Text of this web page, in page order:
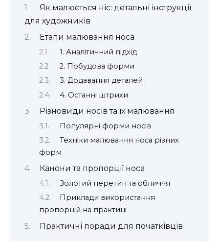
Як малюється ніс: детальні інструкції
для художників
Етапи малювання носа
1. Аналітичний підхід
2. Побудова форми
3. Додавання деталей
4. Останні штрихи
Різновиди носів та їх малювання
Популярні форми носів
Техніки малювання носа різних
форм
Канони та пропорції носа
Золотий перетин та обличчя
Приклади використання
пропорцій на практиці
Практичні поради для початківців